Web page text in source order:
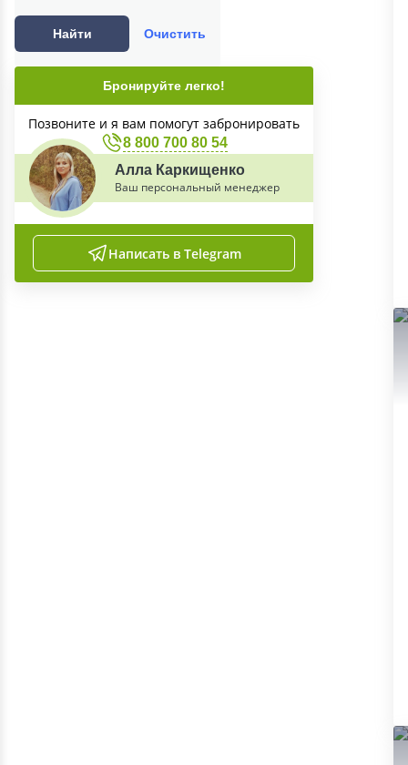
Найти Очистить
Бронируйте легко!
Позвоните и я вам помогут забронировать
8 800 700 80 54
Алла Каркищенко
Ваш персональный менеджер
Написать в Telegram